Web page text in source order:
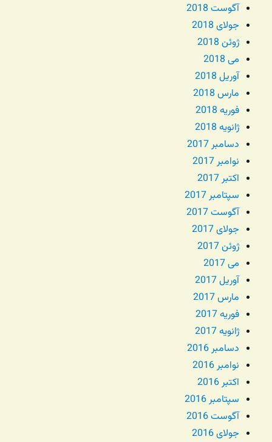
آگوست 2018
جولای 2018
ژوئن 2018
می 2018
آوریل 2018
مارس 2018
فوریه 2018
ژانویه 2018
دسامبر 2017
نوامبر 2017
اکتبر 2017
سپتامبر 2017
آگوست 2017
جولای 2017
ژوئن 2017
می 2017
آوریل 2017
مارس 2017
فوریه 2017
ژانویه 2017
دسامبر 2016
نوامبر 2016
اکتبر 2016
سپتامبر 2016
آگوست 2016
جولای 2016